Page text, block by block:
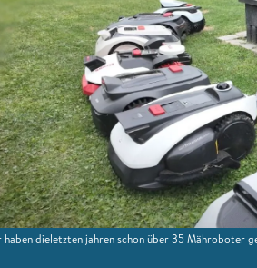
haben dieletzten jahren schon über 35 Mähroboter